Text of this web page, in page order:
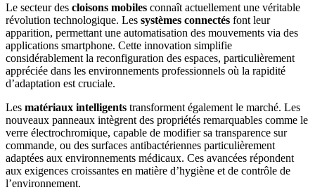
Le secteur des cloisons mobiles connaît actuellement une véritable
révolution technologique. Les systèmes connectés font leur
apparition, permettant une automatisation des mouvements via des
applications smartphone. Cette innovation simplifie
considérablement la reconfiguration des espaces, particulièrement
appréciée dans les environnements professionnels où la rapidité
d’adaptation est cruciale.
Les matériaux intelligents transforment également le marché. Les
nouveaux panneaux intègrent des propriétés remarquables comme le
verre électrochromique, capable de modifier sa transparence sur
commande, ou des surfaces antibactériennes particulièrement
adaptées aux environnements médicaux. Ces avancées répondent
aux exigences croissantes en matière d’hygiène et de contrôle de
l’environnement.